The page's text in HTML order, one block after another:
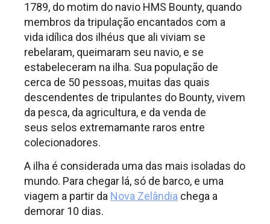
1789, do motim do navio HMS Bounty, quando
membros da tripulação encantados com a
vida idílica dos ilhéus que ali viviam se
rebelaram, queimaram seu navio, e se
estabeleceram na ilha. Sua população de
cerca de 50 pessoas, muitas das quais
descendentes de tripulantes do Bounty, vivem
da pesca, da agricultura, e da venda de
seus selos extremamante raros entre
colecionadores.
A ilha é considerada uma das mais isoladas do
mundo. Para chegar lá, só de barco, e uma
viagem a partir da Nova Zelândia chega a
demorar 10 dias.